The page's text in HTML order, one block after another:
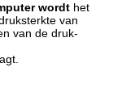
wordt het
van
van de druk-